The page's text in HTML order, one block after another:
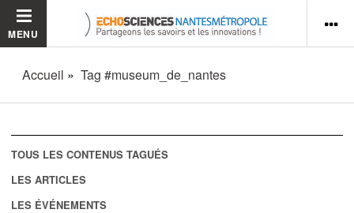
MENU
Accueil Tag #museum_de_nantes
TOUS LES CONTENUS TAGUÉS
LES ARTICLES
LES ÉVÉNEMENTS